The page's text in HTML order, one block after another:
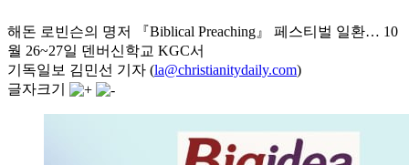
해돈 로빈슨의 명저 『Biblical Preaching』 페스티벌 일환… 10
월 26~27일 덴버신학교 KGC서
기독일보 김민선 기자 (la@christianitydaily.com)
글자크기